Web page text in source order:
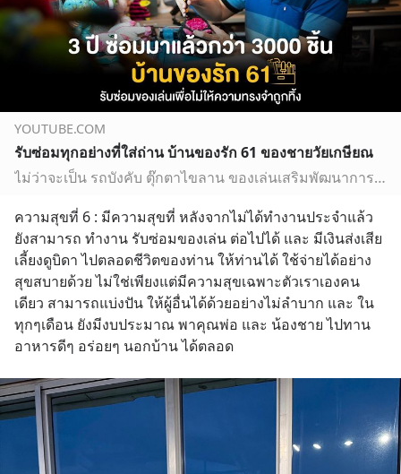
YOUTUBE.COM
รับซ่อมทุกอย่างที่ใส่ถ่าน บ้านของรัก 61 ของชายวัยเกษียณ
ไม่ว่าจะเป็น รถบังคับ ตุ๊กตาไขลาน ของเล่นเสริมพัฒนาการ เปียโน ฯลฯ ถ้าเสียแล้วมาถึงมือช่างซ่อมแห่งบ้านของรัก 61 รับรองว่า ของเล่นเหล่านี้จะกลับมามีชีวิตใหม่อี…
ความสุขที่ 6 : มีความสุขที่ หลังจากไม่ได้ทำงานประจำแล้ว
ยังสามารถ ทำงาน รับซ่อมของเล่น ต่อไปได้ และ มีเงินส่งเสีย
เลี้ยงดูบิดา ไปตลอดชีวิตของท่าน ให้ท่านได้ ใช้จ่ายได้อย่าง
สุขสบายด้วย ไม่ใช่เพียงแต่มีความสุขเฉพาะตัวเราเองคน
เดียว สามารถแบ่งปัน ให้ผู้อื่นได้ด้วยอย่างไม่ลำบาก และ ใน
ทุกๆเดือน ยังมีงบประมาณ พาคุณพ่อ และ น้องชาย ไปทาน
อาหารดีๆ อร่อยๆ นอกบ้าน ได้ตลอด